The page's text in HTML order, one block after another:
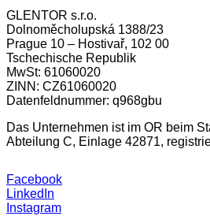
GLENTOR s.r.o.
Dolnoměcholupská 1388/23
Prague 10 – Hostivař, 102 00
Tschechische Republik
MwSt: 61060020
ZINN: CZ61060020
Datenfeldnummer: q968gbu
Das Unternehmen ist im OR beim
Abteilung C, Einlage 42871,
Facebook
LinkedIn
Instagram